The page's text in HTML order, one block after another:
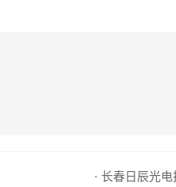
· 长春日辰光